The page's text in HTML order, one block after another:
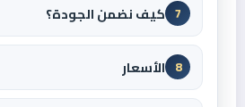
7 كيف نضمن الجودة؟
8 الأسعار